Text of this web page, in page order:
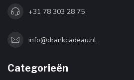
+31 78 303 28 75
info@drankcadeau.nl
Categorieën